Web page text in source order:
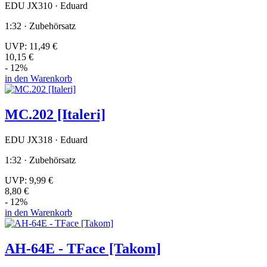
EDU JX310 · Eduard
1:32 · Zubehörsatz
UVP: 11,49 €
10,15 €
- 12%
in den Warenkorb
MC.202 [Italeri]
EDU JX318 · Eduard
1:32 · Zubehörsatz
UVP: 9,99 €
8,80 €
- 12%
in den Warenkorb
AH-64E - TFace [Takom]